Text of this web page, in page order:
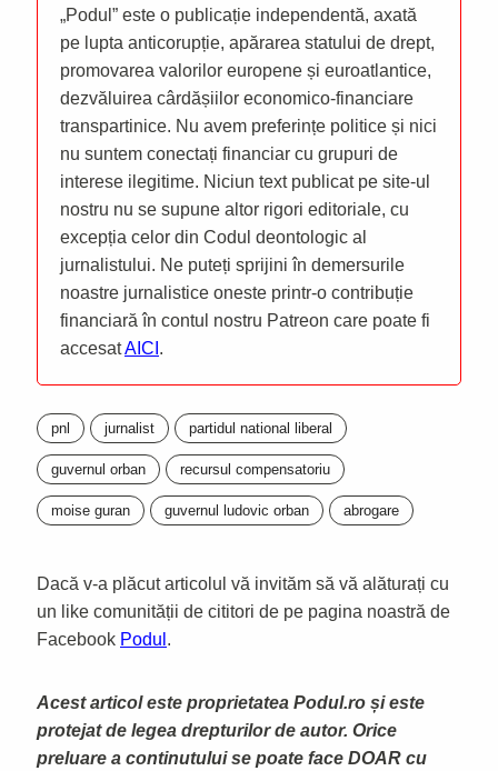
„Podul” este o publicație independentă, axată
pe lupta anticorupție, apărarea statului de drept,
promovarea valorilor europene și euroatlantice,
dezvăluirea cârdășiilor economico-financiare
transpartinice. Nu avem preferințe politice și nici
nu suntem conectați financiar cu grupuri de
interese ilegitime. Niciun text publicat pe site-ul
nostru nu se supune altor rigori editoriale, cu
excepția celor din Codul deontologic al
jurnalistului. Ne puteți sprijini în demersurile
noastre jurnalistice oneste printr-o contribuție
financiară în contul nostru Patreon care poate fi
accesatAICI .
pnl jurnalist partidul national liberal
guvernul orban recursul compensatoriu
moise guran guvernul ludovic orban abrogare
Dacă v-a plăcut articolul vă invităm să vă alăturați cu
un like comunității de cititori de pe pagina noastră de
Facebook Podul .
Acest articol este proprietatea Podul.ro și este
protejat de legea drepturilor de autor. Orice
preluare a continutului se poate face DOAR cu